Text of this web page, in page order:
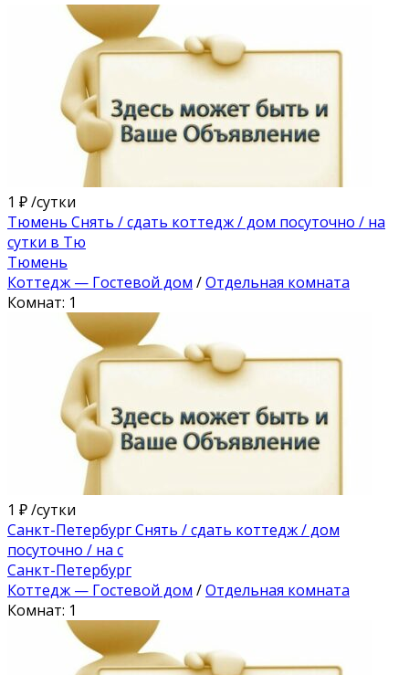
1 ₽/сутки
Тюмень Снять / сдать коттедж / дом посуточно / на
сутки в Тю
Тюмень
Коттедж — Гостевой дом /Отдельная комната
Комнат: 1
1 ₽/сутки
Санкт-Петербург Снять / сдать коттедж / дом
посуточно / на с
Санкт-Петербург
Коттедж — Гостевой дом /Отдельная комната
Комнат: 1